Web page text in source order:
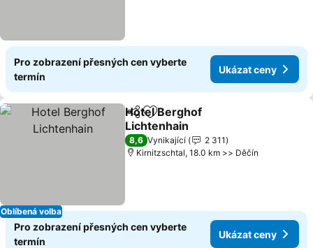
Pro zobrazení přesných cen vyberte
termín
Ukázat ceny
Oblíbená volba
SdíletPřidat na seznam oblíbených
Hotel Berghof
Lichtenhain
Ukázat ceny
8,6 Vynikající
2 311
Kirnitzschtal, 18.0 km >> Děčín
Pro zobrazení přesných cen vyberte
termín
Ukázat ceny